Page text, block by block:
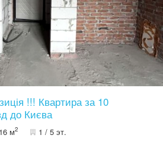
!!! Квартира за 10
до Києва
16 м2 1 / 5 эт.